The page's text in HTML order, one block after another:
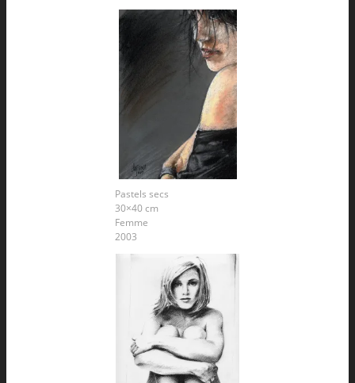
Pastels secs
30×40 cm
Femme
2003